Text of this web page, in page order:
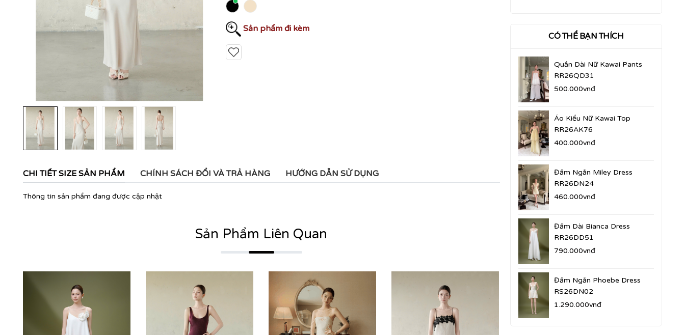
Sản phẩm đi kèm
CHI TIẾT SIZE SẢN PHẨM CHÍNH SÁCH ĐỔI VÀ TRẢ HÀNG HƯỚNG DẪN SỬ DỤNG
Thông tin sản phẩm đang được cập nhật
Sản Phẩm Liên Quan
CÓ THỂ BẠN THÍCH
Quần Dài Nữ Kawai Pants
RR26QD31
500.000vnđ
Áo Kiểu Nữ Kawai Top
RR26AK76
400.000vnđ
Đầm Ngắn Miley Dress
RR26DN24
460.000vnđ
Đầm Dài Bianca Dress
RR26DD51
790.000vnđ
Đầm Ngắn Phoebe Dress
RS26DN02
1.290.000vnđ